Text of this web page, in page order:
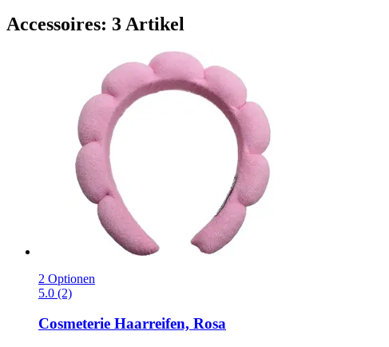
Accessoires: 3 Artikel
2 Optionen
5.0 (2)
Cosmeterie Haarreifen, Rosa